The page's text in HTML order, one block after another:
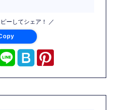
ーしてシェア！ ／